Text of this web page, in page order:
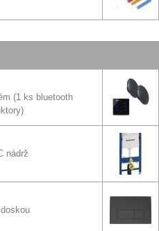
(1 ks bluetooth
nádrž